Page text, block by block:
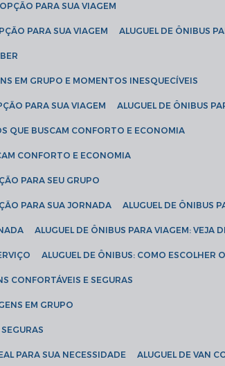
PARA SUA VIAGEM
PARA SUA VIAGEM ALUGUEL DE ÔNIBUS
EM GRUPO E MOMENTOS INESQUECÍVEIS
PARA SUA VIAGEM ALUGUEL DE ÔNIBUS
QUE BUSCAM CONFORTO E ECONOMIA
CONFORTO E ECONOMIA
PARA SEU GRUPO
PARA SUA JORNADA ALUGUEL DE ÔNIBUS
ALUGUEL DE ÔNIBUS PARA VIAGEM: VEJA
ALUGUEL DE ÔNIBUS: COMO ESCOLHER
CONFORTÁVEIS E SEGURAS
EM GRUPO
PARA SUA NECESSIDADE ALUGUEL DE VAN